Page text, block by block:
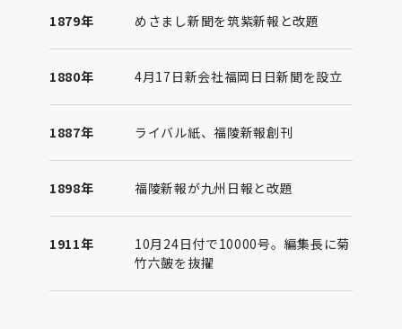
1879年 めさまし新聞を筑紫新報と改題
1880年 4月17日新会社福岡日日新聞を設立
1887年 ライバル紙、福陵新報創刊
1898年 福陵新報が九州日報と改題
1911年
10月24日付で10000号。編集長に菊
竹六皷を抜擢